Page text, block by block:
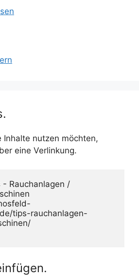
Inhalte nutzen möchten,
eine Verlinkung.
Rauchanlagen /
tips-rauchanlagen-